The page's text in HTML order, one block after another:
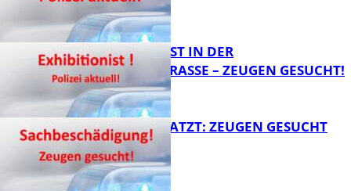
EXHIBITIONIST IN DER
VELMANNSTRASSE – ZEUGEN GESUCHT!
AUTO ZERKRATZT: ZEUGEN GESUCHT